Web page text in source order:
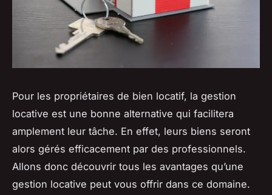
Pour les propriétaires de bien locatif, la gestion
locative est une bonne alternative qui facilitera
amplement leur tâche. En effet, leurs biens seront
alors gérés efficacement par des professionnels.
Allons donc découvrir tous les avantages qu’une
gestion locative peut vous offrir dans ce domaine.